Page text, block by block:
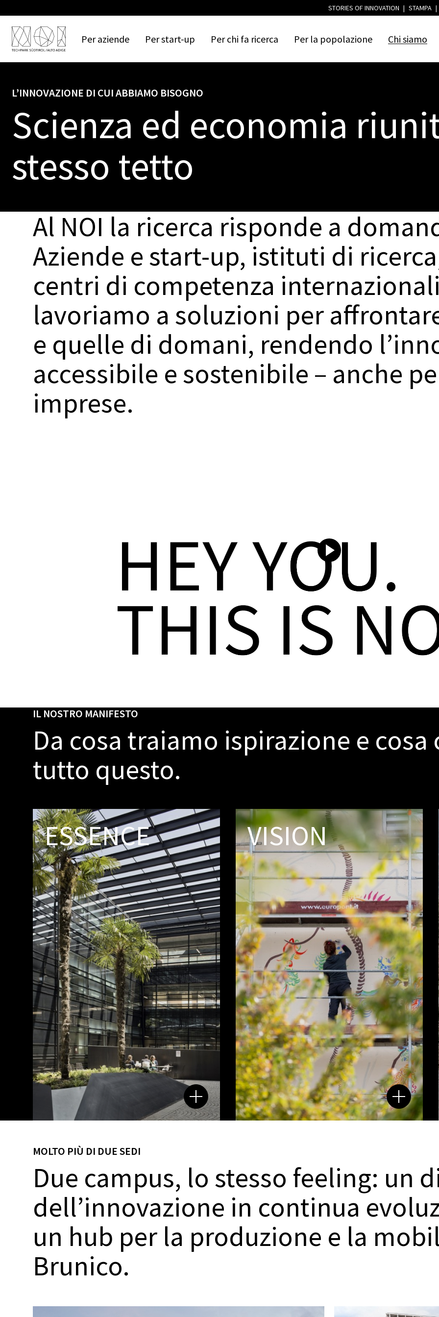
STORIES OF INNOVATION | STAMPA |
Per aziende Perstart-up Per chi fa ricerca Per la popolazione Chi siamo
L’INNOVAZIONE DI CUI ABBIAMO BISOGNO
Scienza ed economia
stesso tetto
Al NOI la ricerca risponde a
Aziende e start-up, istituti di
centri di competenza
lavoriamo a soluzioni per
e quelle di domani, rendendo
accessibile e sostenibile – anche
imprese.
IL NOSTRO MANIFESTO
Da cosa traiamo ispirazione e cosa
tutto questo.
ESSENCE
NOI è il crescente distretto
dell'innovazione dell'Alto Adige,
che collega economia e scienza
per stimolare gli investimenti in
ricerca e sviluppo, l'innovazione
delle imprese e l'impatto della
ricerca.
VISION
Vogliamo essere uno dei principali
parchi scientifici e tecnologici
europei di nuova generazione, per
sostenere al meglio il nostro
territorio e le sue aziende, i valori
dell'Europa e il futuro del nostro
pianeta.
MOLTO PIÙ DI DUE SEDI
Due campus, lo stesso feeling: un
dell’innovazione in continua
un hub per la produzione e la
Brunico.